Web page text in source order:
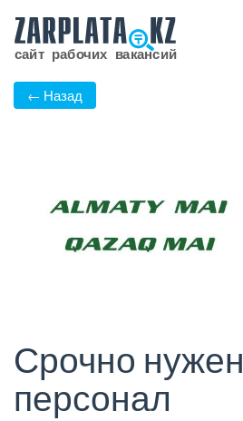
← Назад
Срочно нужен
персонал